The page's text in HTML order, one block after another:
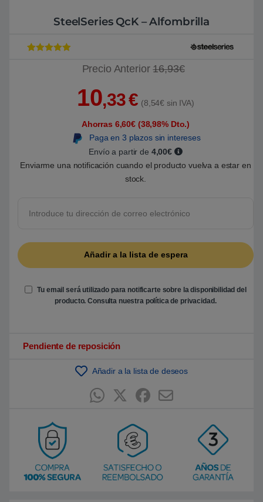
SteelSeries QcK – Alfombrilla
Precio Anterior16,93€
10,33€ (8,54€ sin IVA)
Ahorras 6,60€ (38,98% Dto.)
Paga en 3 plazos sin intereses
Envío a partir de 4,00€
Enviarme una notificación cuando el producto vuelva a estar en
stock.
Tu email será utilizado para notificarte sobre la disponibilidad del
producto. Consulta nuestra política de privacidad.
Pendiente de reposición
Añadir a la lista de deseos